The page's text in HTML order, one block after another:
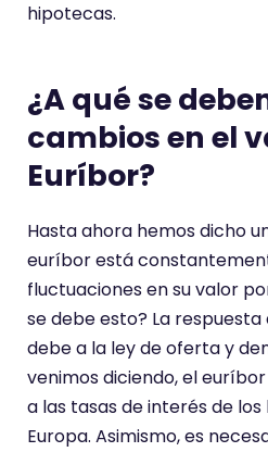
hipotecas.
¿A qué se
cambios en el
Euríbor?
Hasta ahora hemos dicho
euríbor está
fluctuaciones en su valor
se debe esto? La
debe a la ley de oferta y
venimos diciendo, el
a las tasas de interés de
Europa. Asimismo, es